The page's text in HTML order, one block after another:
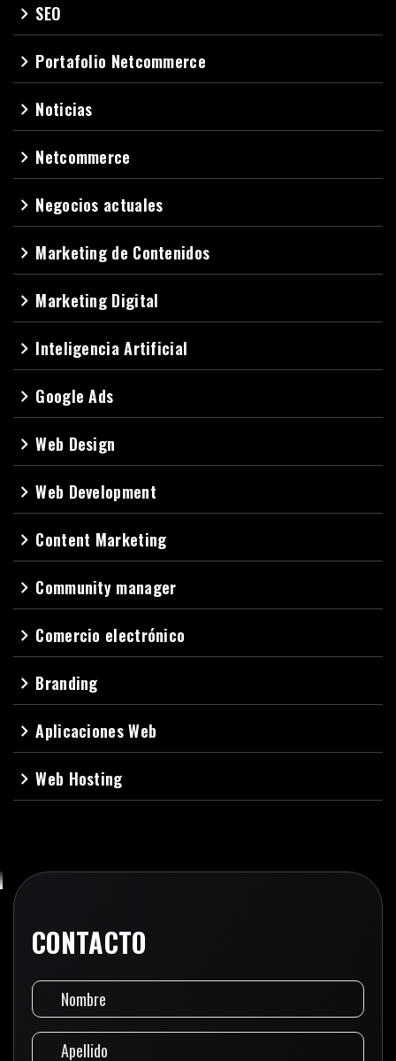
navigate_next SEO
navigate_next Portafolio Netcommerce
navigate_next Noticias
navigate_next Netcommerce
navigate_next Negocios actuales
navigate_next Marketing de Contenidos
navigate_next Marketing Digital
navigate_next Inteligencia Artificial
navigate_next Google Ads
navigate_nextWeb Design
navigate_nextWeb Development
navigate_next Content Marketing
navigate_next Community manager
navigate_next Comercio electrónico
navigate_next Branding
navigate_nextAplicaciones Web
navigate_nextWeb Hosting
CONTACTO